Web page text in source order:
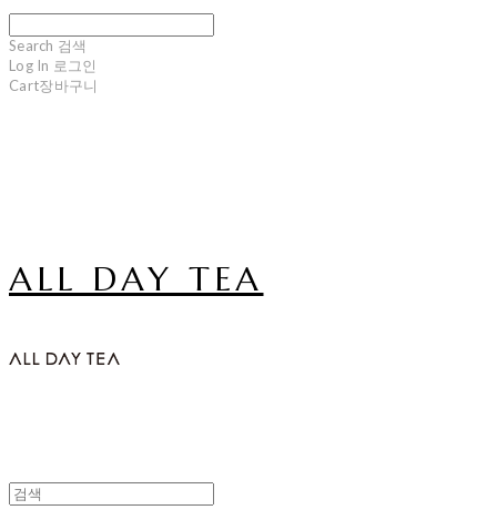
Search 검색
Log In 로그인
Cart장바구니
ALL DAY TEA